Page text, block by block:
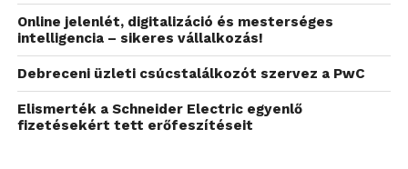
„Immár negyedik éve hirdetjük meg a programot,
mely egyedülálló lehetőséget teremt azon fiatalok
számára, akik aktívan szeretnének részt venni
világunk formálásában. A Telenornál úgy gondoljuk,
hogy a technológia elengedhetetlen szerepet tölt be
a társadalmi problémák leküzdésében és az
Online jelenlét, digitalizáció és mesterséges
intelligencia – sikeres vállalkozás!
Debreceni üzleti csúcstalálkozót szervez a PwC
Elismerték a Schneider Electric egyenlő
fizetésekért tett erőfeszítéseit